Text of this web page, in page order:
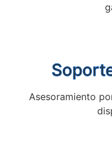
Asesoramiento